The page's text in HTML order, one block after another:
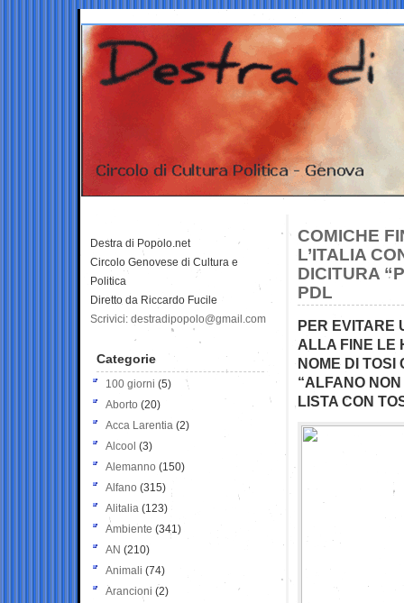
COMICHE
L’ITALIA
DICITURA
PDL
PER EVITARE
ALLA FINE LE
NOME DI TOSI
“ALFANO
LISTA CON
Destra di Popolo.net
Circolo Genovese di Cultura e
Politica
Diretto da Riccardo Fucile
Scrivici: destradipopolo@gmail.com
Categorie
100 giorni (5)
Aborto (20)
Acca Larentia (2)
Alcool (3)
Alemanno (150)
Alfano (315)
Alitalia (123)
Ambiente (341)
AN (210)
Animali (74)
Arancioni (2)